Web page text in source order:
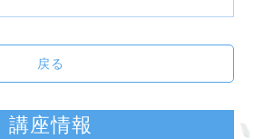
戻る
講座情報